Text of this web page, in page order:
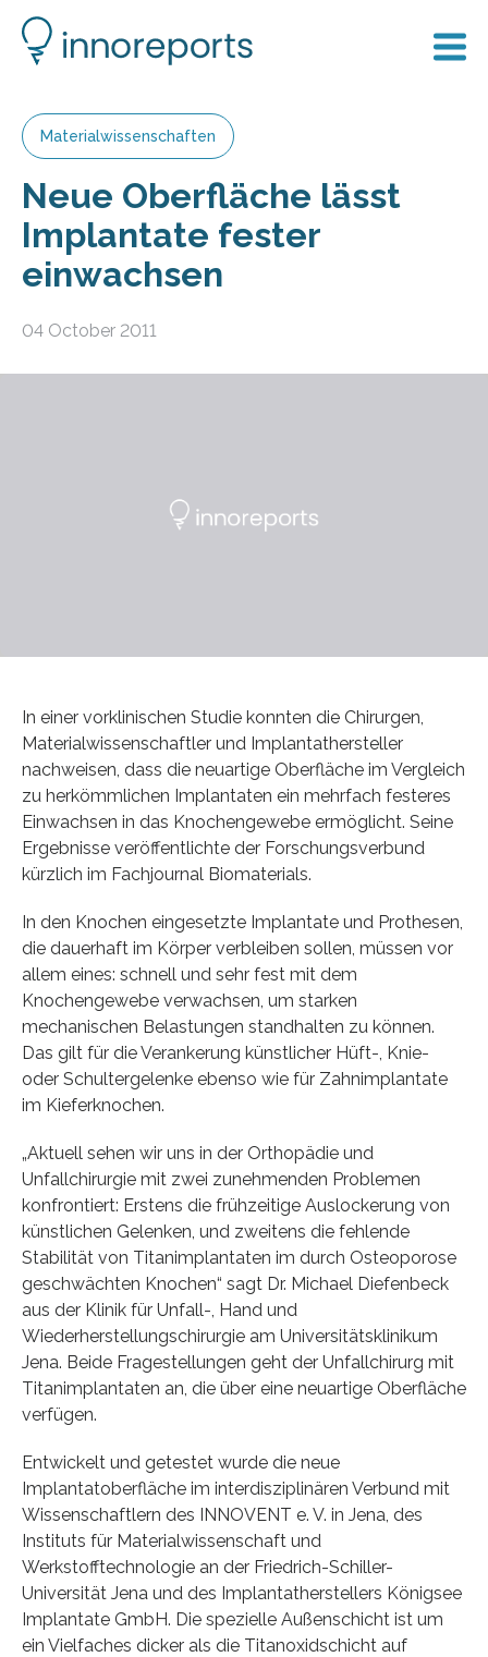
Materialwissenschaften
Neue Oberfläche lässt
Implantate fester
einwachsen
04 October 2011
In einer vorklinischen Studie konnten die Chirurgen,
Materialwissenschaftler und Implantathersteller
nachweisen, dass die neuartige Oberfläche im Vergleich
zu herkömmlichen Implantaten ein mehrfach festeres
Einwachsen in das Knochengewebe ermöglicht. Seine
Ergebnisse veröffentlichte der Forschungsverbund
kürzlich im Fachjournal Biomaterials.
In den Knochen eingesetzte Implantate und Prothesen,
die dauerhaft im Körper verbleiben sollen, müssen vor
allem eines: schnell und sehr fest mit dem
Knochengewebe verwachsen, um starken
mechanischen Belastungen standhalten zu können.
Das gilt für die Verankerung künstlicher Hüft-, Knie-
oder Schultergelenke ebenso wie für Zahnimplantate
im Kieferknochen.
„Aktuell sehen wir uns in der Orthopädie und
Unfallchirurgie mit zwei zunehmenden Problemen
konfrontiert: Erstens die frühzeitige Auslockerung von
künstlichen Gelenken, und zweitens die fehlende
Stabilität von Titanimplantaten im durch Osteoporose
geschwächten Knochen“ sagt Dr. Michael Diefenbeck
aus der Klinik für Unfall-, Hand und
Wiederherstellungschirurgie am Universitätsklinikum
Jena. Beide Fragestellungen geht der Unfallchirurg mit
Titanimplantaten an, die über eine neuartige Oberfläche
verfügen.
Entwickelt und getestet wurde die neue
Implantatoberfläche im interdisziplinären Verbund mit
Wissenschaftlern des INNOVENT e. V. in Jena, des
Instituts für Materialwissenschaft und
Werkstofftechnologie an der Friedrich-Schiller-
Universität Jena und des Implantatherstellers Königsee
Implantate GmbH. Die spezielle Außenschicht ist um
ein Vielfaches dicker als die Titanoxidschicht auf